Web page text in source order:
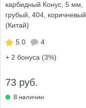
карбидный Конус, 5 мм,
грубый, 404, коричневый
(Китай)
5.0
4
+ 2 бонуса (3%)
73 руб.